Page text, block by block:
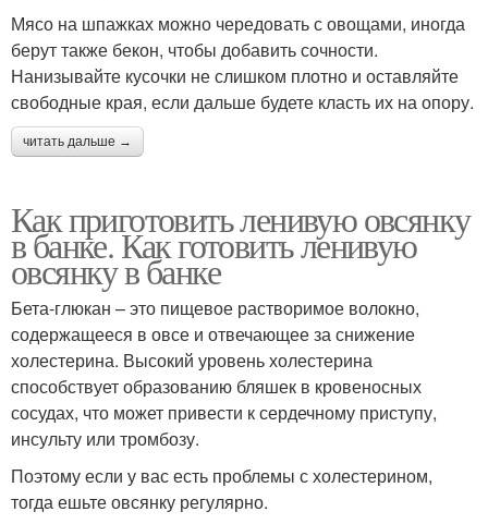
Мясо на шпажках можно чередовать с овощами, иногда
берут также бекон, чтобы добавить сочности.
Нанизывайте кусочки не слишком плотно и оставляйте
свободные края, если дальше будете класть их на опору.
читать дальше →
Как приготовить ленивую овсянку
в банке. Как готовить ленивую
овсянку в банке
Бета-глюкан – это пищевое растворимое волокно,
содержащееся в овсе и отвечающее за снижение
холестерина. Высокий уровень холестерина
способствует образованию бляшек в кровеносных
сосудах, что может привести к сердечному приступу,
инсульту или тромбозу.
Поэтому если у вас есть проблемы с холестерином,
тогда ешьте овсянку регулярно.